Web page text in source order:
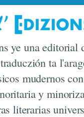
ye una editorial
ta
mudernos
y
literarias